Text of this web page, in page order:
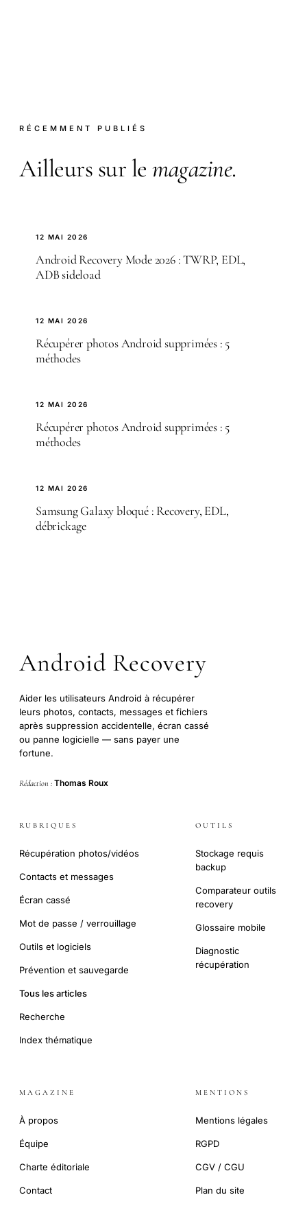
RÉCEMMENT PUBLIÉS
Ailleurs sur le magazine.
12 MAI 2026
Android Recovery Mode 2026 : TWRP, EDL,
ADB sideload
12 MAI 2026
Récupérer photos Android supprimées : 5
méthodes
12 MAI 2026
Récupérer photos Android supprimées : 5
méthodes
12 MAI 2026
Samsung Galaxy bloqué : Recovery, EDL,
débrickage
Android Recovery
Aider les utilisateurs Android à récupérer
leurs photos, contacts, messages et fichiers
après suppression accidentelle, écran cassé
ou panne logicielle — sans payer une
fortune.
Rédaction : Thomas Roux
RUBRIQUES
Récupération photos/vidéos
Contacts et messages
Écran cassé
Mot de passe / verrouillage
Outils et logiciels
Prévention et sauvegarde
Tous les articles
Recherche
Index thématique
OUTILS
Stockage requis
backup
Comparateur outils
recovery
Glossaire mobile
Diagnostic
récupération
MAGAZINE
À propos
Équipe
Charte éditoriale
Contact
MENTIONS
Mentions légales
RGPD
CGV / CGU
Plan du site